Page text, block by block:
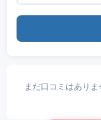
まだ口コミはあり